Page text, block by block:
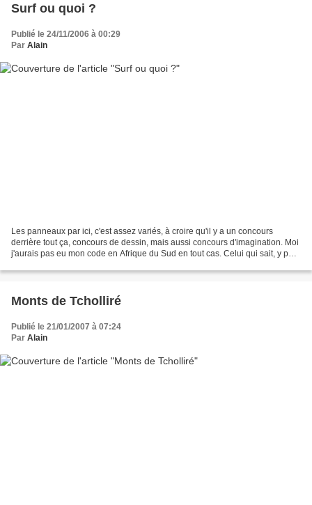
Surf ou quoi ?
Publié le 24/11/2006 à 00:29
Par Alain
Les panneaux par ici, c'est assez variés, à croire qu'il y a un concours
derrière tout ça, concours de dessin, mais aussi concours d'imagination. Moi
j'aurais pas eu mon code en Afrique du Sud en tout cas. Celui qui sait, y peut
Monts de Tcholliré
Publié le 21/01/2007 à 07:24
Par Alain